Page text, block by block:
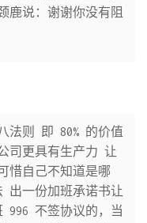
鹿说：谢谢你没有阻
法则 即 80% 的价值
司更具有生产力 让
惜自己不知道是哪
出一份加班承诺书让
996 不签协议的，当